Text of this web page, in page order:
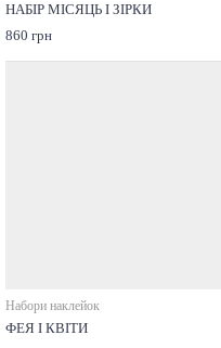
НАБІР МІСЯЦЬ І ЗІРКИ
860 грн
Набори наклейок
ФЕЯ І КВІТИ